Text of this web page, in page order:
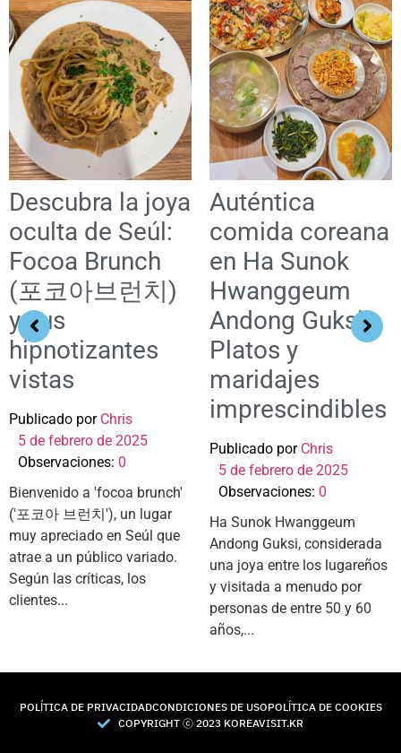
Descubra la joya
oculta de Seúl:
Focoa Brunch
(포코아브런치)
y sus
hipnotizantes
vistas
Publicado por Chris
5 de febrero de 2025
Observaciones: 0
Bienvenido a 'focoa brunch'
('포코아 브런치'), un lugar
muy apreciado en Seúl que
atrae a un público variado.
Según las críticas, los
clientes...
Auténtica
comida coreana
en Ha Sunok
Hwanggeum
Andong Guksi:
Platos y
maridajes
imprescindibles
Publicado por Chris
5 de febrero de 2025
Observaciones: 0
Ha Sunok Hwanggeum
Andong Guksi, considerada
una joya entre los lugareños
y visitada a menudo por
personas de entre 50 y 60
años,...
POLÍTICA DE PRIVACIDADCONDICIONES DE USOPOLÍTICA DE COOKIES
COPYRIGHT Ⓒ 2023 KOREAVISIT.KR